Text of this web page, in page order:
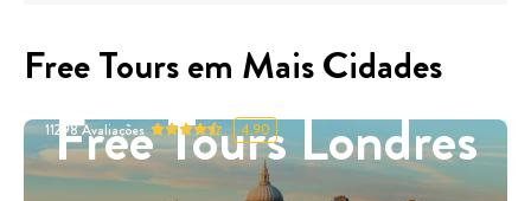
Free Tours em Mais Cidades
Free Tours Londres
11298Avaliações 4.90